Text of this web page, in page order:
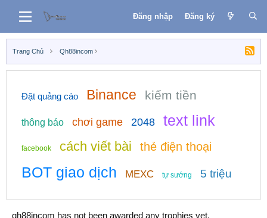
Đăng nhập Đăng ký
Trang Chủ Qh88incom
Đặt quảng cáo Binance kiếm tiền
thông báo chơi game 2048 text link
facebook cách viết bài thẻ điện thoại
BOT giao dịch MEXC tự sướng 5 triệu
qh88incom has not been awarded any trophies yet.